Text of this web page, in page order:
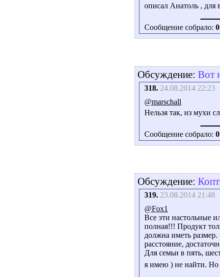
описал Анатоль , для
Сообщение собрало: 0
Обсуждение: Вот
318. 24.08.2014 22:23
@marschall
Нельзя так, из мухи
Сообщение собрало: 0
Обсуждение:
319. 23.08.2014 21:48
@Fox1
Все эти настольные
полная!!! Продукт
должна иметь
расстояние,
Для семьи в пять,
я имею ) не найти. Но